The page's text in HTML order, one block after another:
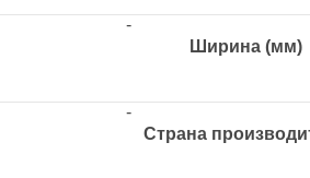
Ширина (мм)
Страна
-
-